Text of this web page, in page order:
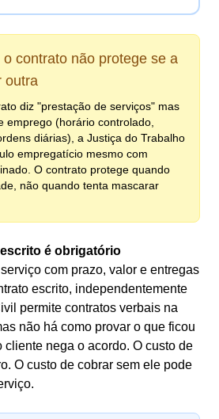
o contrato não protege se a
outra
diz "prestação de serviços" mas
emprego (horário controlado,
diárias), a Justiça do Trabalho
empregatício mesmo com
O contrato protege quando
não quando tenta mascarar
é obrigatório
com prazo, valor e entregas
escrito, independentemente
permite contratos verbais na
não há como provar o que ficou
nega o acordo. O custo de
O custo de cobrar sem ele pode